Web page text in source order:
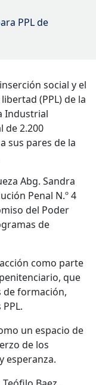
PPL de
social y el
(PPL) de la
Industrial
de 2.200
sus pares de la
Abg. Sandra
Penal N.º 4
del Poder
de
como parte
que
de formación,
un espacio de
de los
esperanza.